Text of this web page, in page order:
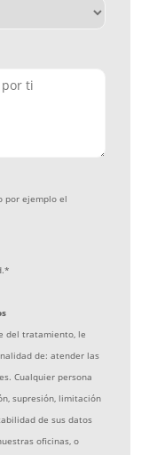
por ejemplo el
.*
del tratamiento, le
de: atender las
Cualquier persona
supresión, limitación
de sus datos
oficinas, o